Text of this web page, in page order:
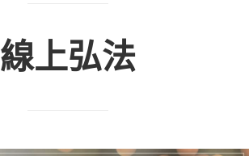
線上弘法